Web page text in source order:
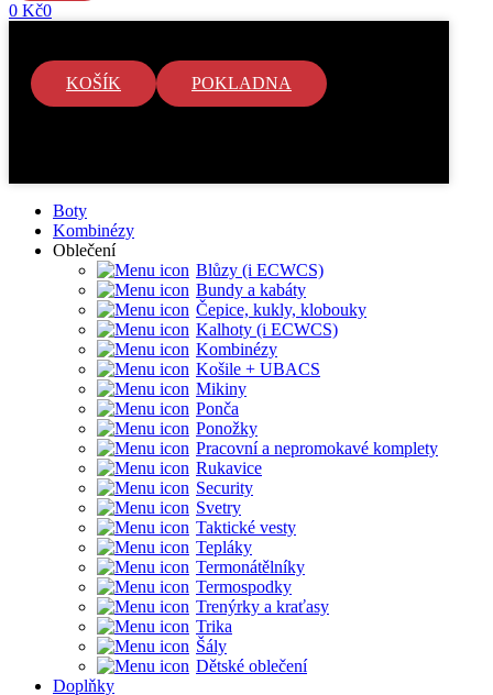
0 Kč0
KOŠÍK POKLADNA
Boty
Kombinézy
Oblečení
Blůzy (i ECWCS)
Bundy a kabáty
Čepice, kukly, klobouky
Kalhoty (i ECWCS)
Kombinézy
Košile + UBACS
Mikiny
Ponča
Ponožky
Pracovní a nepromokavé komplety
Rukavice
Security
Svetry
Taktické vesty
Tepláky
Termonátělníky
Termospodky
Trenýrky a kraťasy
Trika
Šály
Dětské oblečení
Doplňky